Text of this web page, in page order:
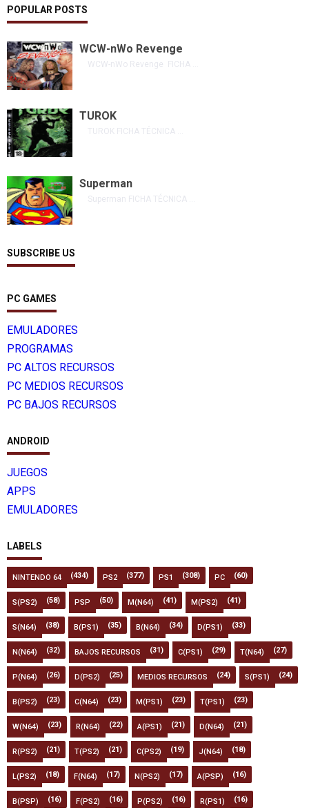
POPULAR POSTS
WCW-nWo Revenge
WCW-nWo Revenge FICHA ...
TUROK
TUROK FICHA TÉCNICA ...
Superman
Superman FICHA TÉCNICA ...
SUBSCRIBE US
PC GAMES
EMULADORES
PROGRAMAS
PC ALTOS RECURSOS
PC MEDIOS RECURSOS
PC BAJOS RECURSOS
ANDROID
JUEGOS
APPS
EMULADORES
LABELS
NINTENDO 64 (434) PS2 (377) PS1 (308) PC (60)
S(PS2) (58) PSP (50) M(N64) (41) M(PS2) (41)
S(N64) (38) B(PS1) (35) B(N64) (34) D(PS1) (33)
N(N64) (32) BAJOS RECURSOS (31) C(PS1) (29) T(N64) (27)
P(N64) (26) D(PS2) (25) MEDIOS RECURSOS (24) S(PS1) (24)
B(PS2) (23) C(N64) (23) M(PS1) (23) T(PS1) (23)
W(N64) (23) R(N64) (22) A(PS1) (21) D(N64) (21)
R(PS2) (21) T(PS2) (21) C(PS2) (19) J(N64) (18)
L(PS2) (18) F(N64) (17) N(PS2) (17) A(PSP) (16)
B(PSP) (16) F(PS2) (16) P(PS2) (16) R(PS1) (16)